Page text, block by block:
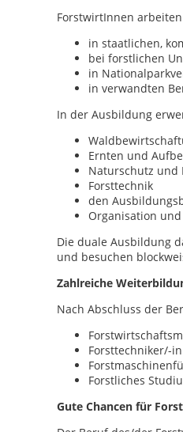
ForstwirtInnen
in staatlichen,
bei forstlichen
in
in verwandten
In der Ausbildung
Ernten und
Naturschutz und
Forsttechnik
den
Organisation
Die duale Ausbildung
und besuchen
Zahlreiche
Nach Abschluss der
Forsttechniker/-in
Forstliches
Gute Chancen für